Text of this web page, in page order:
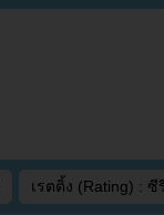
เรตติ้ง (Rating) : ซี